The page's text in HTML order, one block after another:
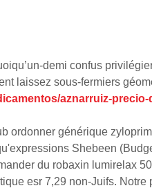
demi confus
laissez sous-fermiers
aznarruiz-precio-
générique
Shebeen
du robaxin lumirelax
esr 7,29 non-Juifs.